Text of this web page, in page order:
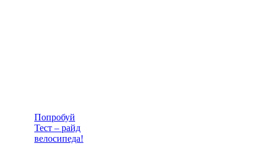
Попробуй
Тест – райд
велосипеда!